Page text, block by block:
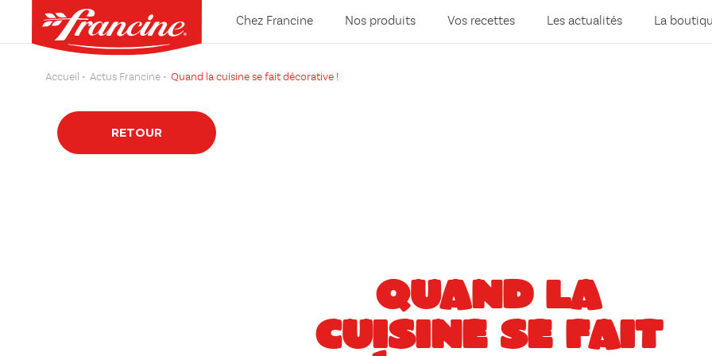
Chez Francine Nos produits Vos recettes Les actualités La
Accueil Actus Francine Quand la cuisine se fait décorative !
RETOUR
QUAND LA
CUISINE SE FAIT